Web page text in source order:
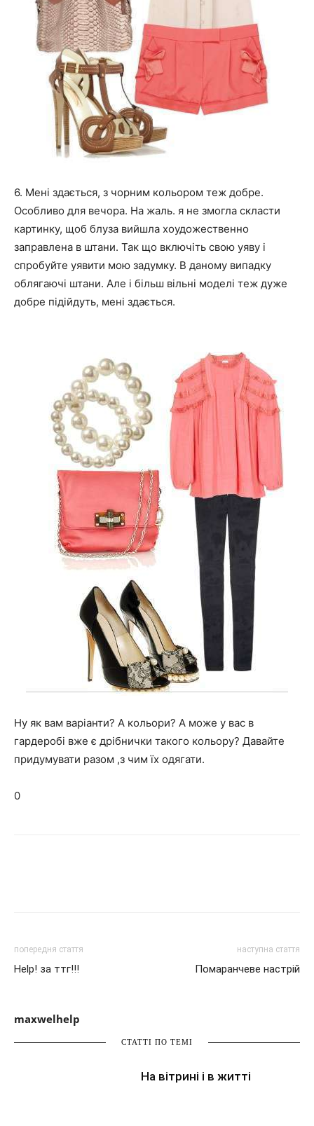
6. Мені здається, з чорним кольором теж добре.
Особливо для вечора. На жаль. я не змогла скласти
картинку, щоб блуза вийшла хоудожественно
заправлена в штани. Так що включіть свою уяву і
спробуйте уявити мою задумку. В даному випадку
облягаючі штани. Але і більш вільні моделі теж дуже
добре підійдуть, мені здається.
Ну як вам варіанти? А кольори? А може у вас в
гардеробі вже є дрібнички такого кольору? Давайте
придумувати разом ,з чим їх одягати.
0
попередня стаття
Help! за ттг!!!
наступна стаття
Помаранчеве настрій
maxwelhelp
СТАТТІ ПО ТЕМІ
На вітрині і в житті